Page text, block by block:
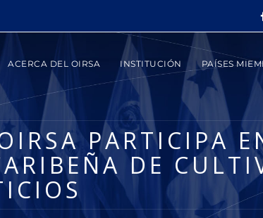
ACERCA DEL OIRSA INSTITUCIÓN PAÍSES
PARTICIPA
DE